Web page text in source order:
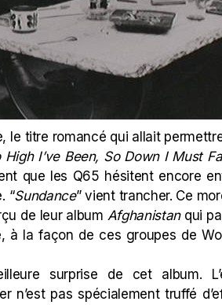
le titre romancé qui allait
High I’ve Been, So Down I Must
que les Q65 hésitent encore
“Sundance” vient trancher. Ce
de leur album Afghanistanqui
à la façon de ces groupes de
surprise de cet album.
n’est pas spécialement truffé